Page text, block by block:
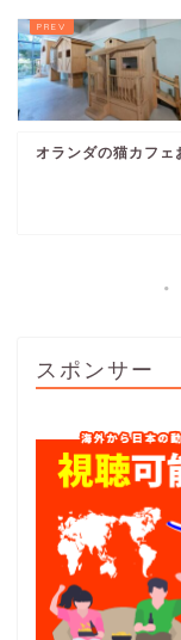
オランダの猫カフェ
スポンサー